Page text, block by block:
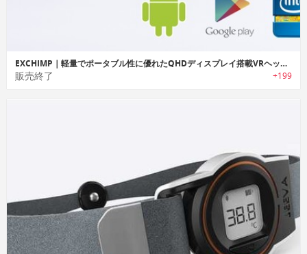
EXCHIMP｜軽量でポータブル性に優れたQHDディスプレイ搭載VRヘッドセット「エクスチンプ」
販売終了 +199